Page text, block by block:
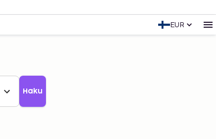
EUR
Haku